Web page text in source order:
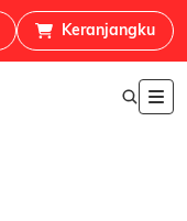
Keranjangku